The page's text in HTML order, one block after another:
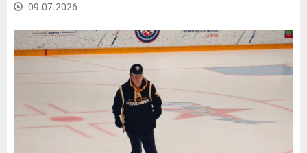
09.07.2026